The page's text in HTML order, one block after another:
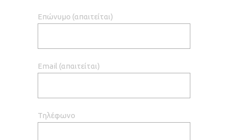
Επώνυμο (απαιτείται)
Email (απαιτείται)
Τηλέφωνο